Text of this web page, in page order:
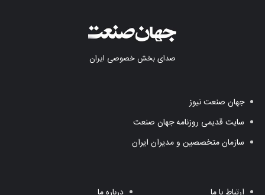
صدای بخش خصوصی ایران
جهان صنعت نیوز
سایت قدیمی روزنامه جهان صنعت
سازمان متخصصین و مدیران ایران